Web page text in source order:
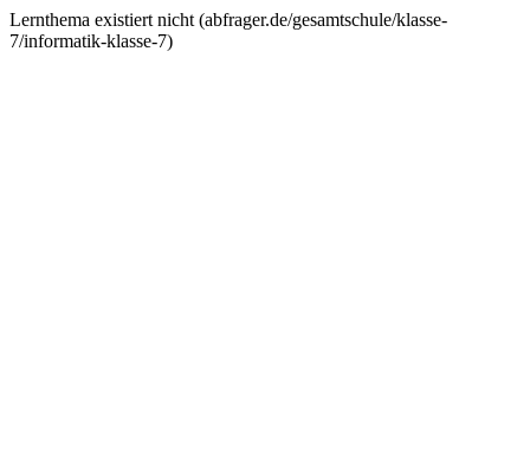
Lernthema existiert nicht (abfrager.de/gesamtschule/klasse-
7/informatik-klasse-7)